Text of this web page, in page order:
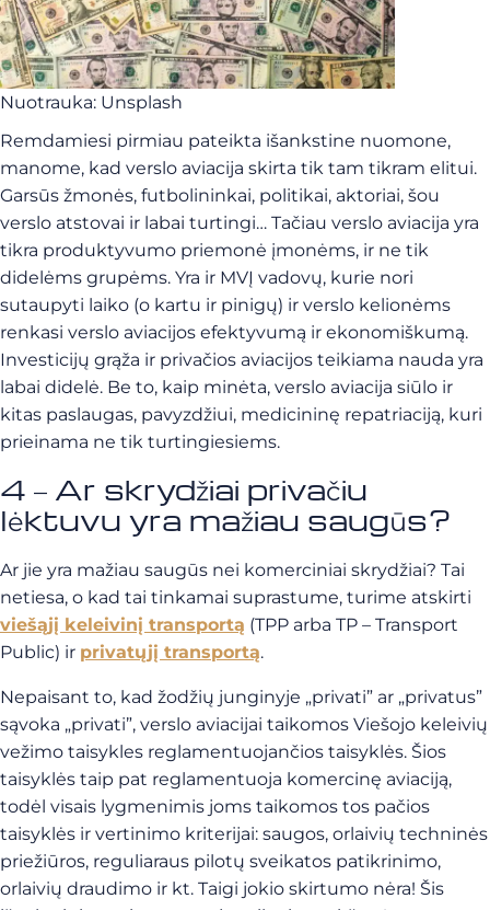
Nuotrauka: Unsplash
Remdamiesi pirmiau pateikta išankstine nuomone,
manome, kad verslo aviacija skirta tik tam tikram elitui.
Garsūs žmonės, futbolininkai, politikai, aktoriai, šou
verslo atstovai ir labai turtingi… Tačiau verslo aviacija yra
tikra produktyvumo priemonė įmonėms, ir ne tik
didelėms grupėms. Yra ir MVĮ vadovų, kurie nori
sutaupyti laiko (o kartu ir pinigų) ir verslo kelionėms
renkasi verslo aviacijos efektyvumą ir ekonomiškumą.
Investicijų grąža ir privačios aviacijos teikiama nauda yra
labai didelė. Be to, kaip minėta, verslo aviacija siūlo ir
kitas paslaugas, pavyzdžiui, medicininę repatriaciją, kuri
prieinama ne tik turtingiesiems.
4 – Ar skrydžiai privačiu
lėktuvu yra mažiau saugūs?
Ar jie yra mažiau saugūs nei komerciniai skrydžiai? Tai
netiesa, o kad tai tinkamai suprastume, turime atskirti
viešąjį keleivinį transportą (TPP arba TP – Transport
Public) ir privatųjį transportą.
Nepaisant to, kad žodžių junginyje „privati” ar „privatus”
sąvoka „privati”, verslo aviacijai taikomos Viešojo keleivių
vežimo taisykles reglamentuojančios taisyklės. Šios
taisyklės taip pat reglamentuoja komercinę aviaciją,
todėl visais lygmenimis joms taikomos tos pačios
taisyklės ir vertinimo kriterijai: saugos, orlaivių techninės
priežiūros, reguliaraus pilotų sveikatos patikrinimo,
orlaivių draudimo ir kt. Taigi jokio skirtumo nėra! Šis